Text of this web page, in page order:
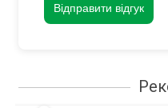
Відправити відгук